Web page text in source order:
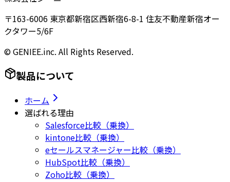
〒163-6006 東京都新宿区西新宿6-8-1 住友不動産新宿オー
クタワー5/6F
© GENIEE.inc. All Rights Reserved.
製品について
ホーム
選ばれる理由
Salesforce比較（乗換）
kintone比較（乗換）
eセールスマネージャー比較（乗換）
HubSpot比較（乗換）
Zoho比較（乗換）